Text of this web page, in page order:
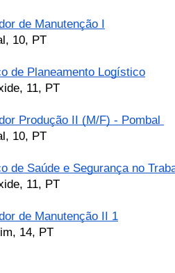
de Manutenção I
10, PT
de Planeamento Logístico
11, PT
Produção II (M/F) - Pombal
10, PT
de Saúde e Segurança no
11, PT
de Manutenção II 1
14, PT